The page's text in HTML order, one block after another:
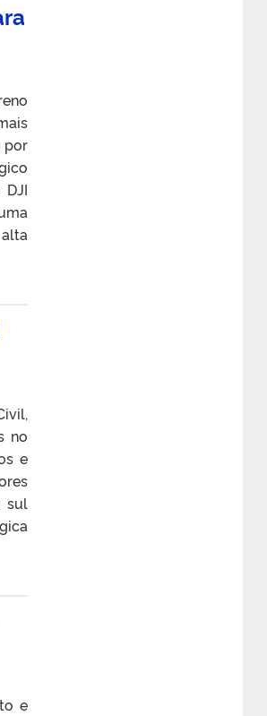
por
no
e
sul
e